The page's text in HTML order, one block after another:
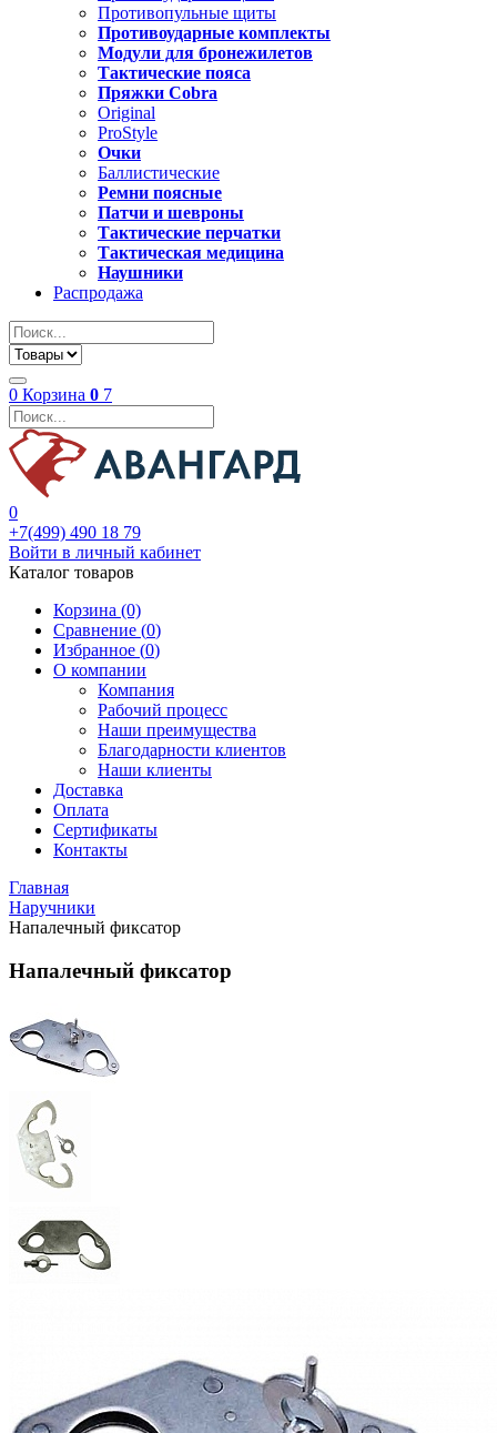
Противопульные щиты
Противоударные комплекты
Модули для бронежилетов
Тактические пояса
Пряжки Cobra
Original
ProStyle
Очки
Баллистические
Ремни поясные
Патчи и шевроны
Тактические перчатки
Тактическая медицина
Наушники
Распродажа
0 Корзина 0 7
0
+7(499) 490 18 79
Войти в личный кабинет
Каталог товаров
Корзина (0)
Сравнение (0)
Избранное (0)
О компании
Компания
Рабочий процесс
Наши преимущества
Благодарности клиентов
Наши клиенты
Доставка
Оплата
Сертификаты
Контакты
Главная
Наручники
Напалечный фиксатор
Напалечный фиксатор